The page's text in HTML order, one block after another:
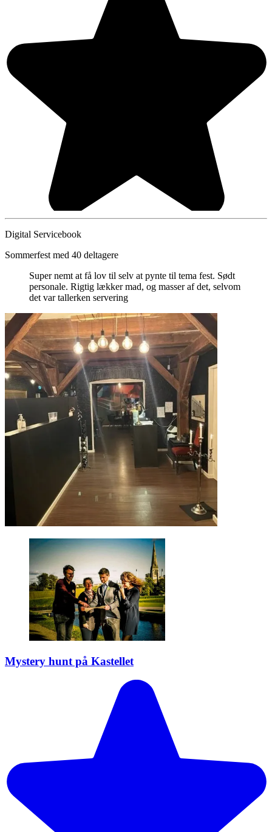
Digital Servicebook
Sommerfest med 40 deltagere
Super nemt at få lov til selv at pynte til tema fest. Sødt
personale. Rigtig lækker mad, og masser af det, selvom
det var tallerken servering
Mystery hunt på Kastellet